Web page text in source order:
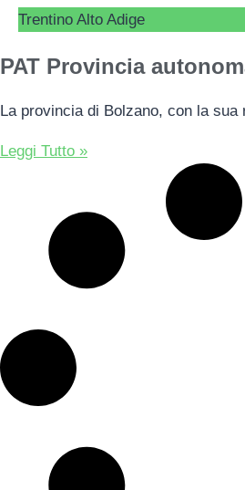
Trentino Alto Adige
PAT Provincia
La provincia di Bolzano, con la sua
Leggi Tutto »